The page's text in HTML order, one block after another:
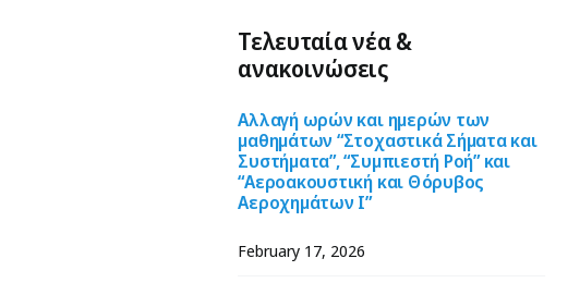
Τελευταία νέα &
ανακοινώσεις
Αλλαγή ωρών και ημερών των
μαθημάτων “Στοχαστικά Σήματα και
Συστήματα”, “Συμπιεστή Ροή” και
“Αεροακουστική και Θόρυβος
Αεροχημάτων Ι”
February 17, 2026